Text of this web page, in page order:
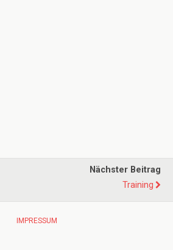
Nächster Beitrag
Training
IMPRESSUM